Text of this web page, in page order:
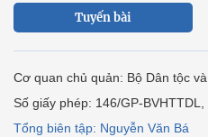
Tuyến bài
Cơ quan chủ quản: Bộ Dân tộc
Số giấy phép: 146/GP-
Tổng biên tập: Nguyễn Văn Bá